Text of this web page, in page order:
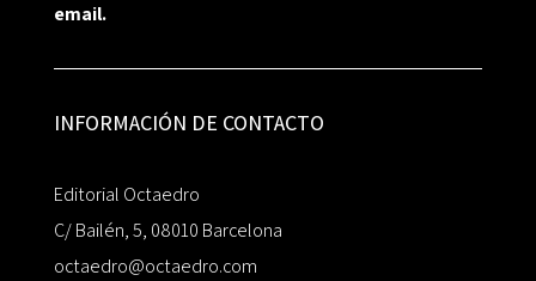
email.
INFORMACIÓN DE CONTACTO
Editorial Octaedro
C/ Bailén, 5, 08010 Barcelona
octaedro@octaedro.com